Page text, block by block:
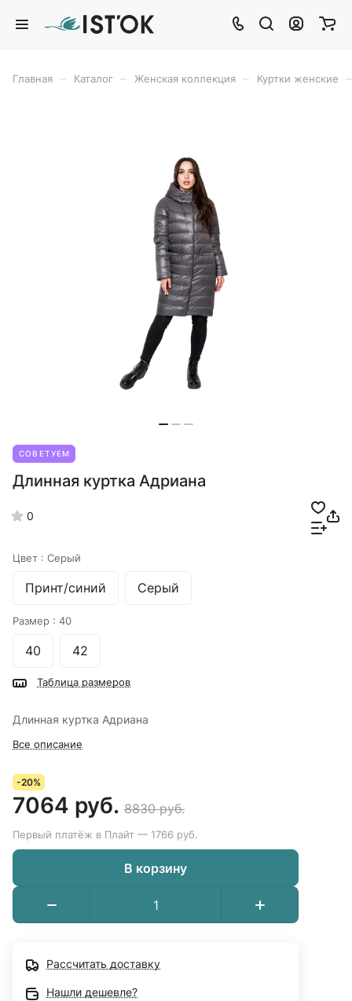
Главная Каталог Женская коллекция Куртки женские
СОВЕТУЕМ
Длинная куртка Адриана
0
Цвет : Серый
Принт/синий Серый
Размер : 40
40 42
Таблица размеров
Длинная куртка Адриана
Все описание
-20%
7064 руб. 8830 руб.
Первый платёж в Плайт — 1766 руб.
В корзину
Рассчитать доставку
Нашли дешевле?